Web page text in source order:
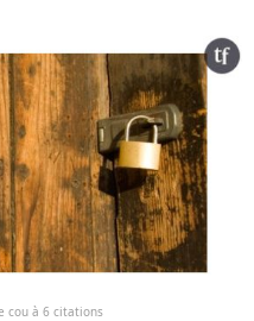
cou à 6 citations